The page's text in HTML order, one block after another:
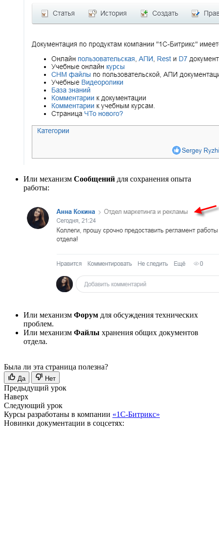
Или механизм Сообщений для сохранения опыта
работы:
Или механизм Форум для обсуждения технических
проблем.
Или механизм Файлы хранения общих документов
отдела.
Была ли эта страница полезна?
Да Нет
Предыдущий урок
Наверх
Следующий урок
Курсы разработаны в компании «1С-Битрикс»
Новинки документации в соцсетях: